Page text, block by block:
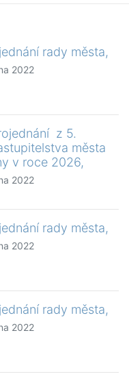
rady města,
2022
z 5.
města
v roce 2026,
2022
rady města,
2022
rady města,
2022